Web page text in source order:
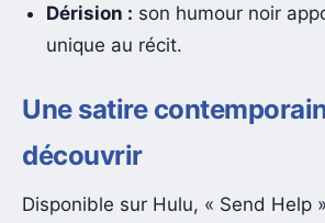
Dérision : son humour noir
unique au récit.
Une satire
découvrir
Disponible sur Hulu, « Send Help